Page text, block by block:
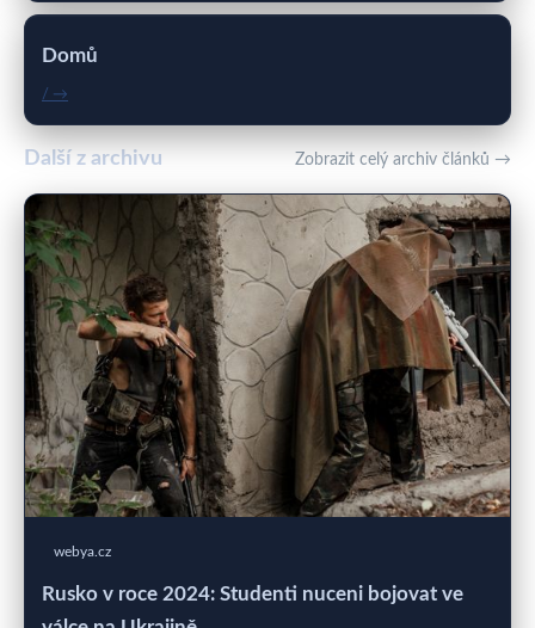
Domů
/ →
Další z archivu Zobrazit celý archiv článků →
webya.cz
Rusko v roce 2024: Studenti nuceni bojovat ve